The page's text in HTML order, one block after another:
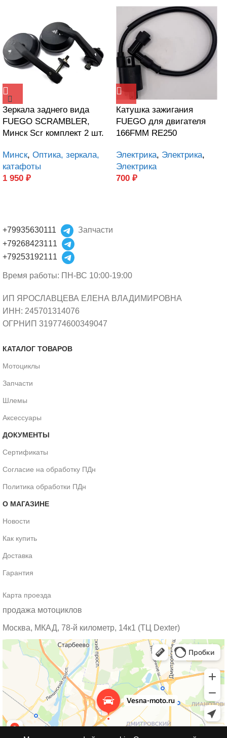
Зеркала заднего вида
FUEGO SCRAMBLER,
Минск Scr комплект 2 шт.
Минск, Оптика, зеркала,
катафоты
1 950 ₽
Катушка зажигания
FUEGO для двигателя
166FMM RE250
Электрика, Электрика,
Электрика
700 ₽
+79935630111
Запчасти
+79268423111
+79253192111
Время работы: ПН-ВС 10:00-19:00
ИП ЯРОСЛАВЦЕВА ЕЛЕНА ВЛАДИМИРОВНА
ИНН: 245701314076
ОГРНИП 319774600349047
КАТАЛОГ ТОВАРОВ
Мотоциклы
Запчасти
Шлемы
Аксессуары
ДОКУМЕНТЫ
Сертификаты
Согласие на обработку ПДн
Политика обработки ПДн
О МАГАЗИНЕ
Новости
Как купить
Доставка
Гарантия
Карта проезда
продажа мотоциклов
Москва, МКАД, 78-й километр, 14к1 (ТЦ Dexter)